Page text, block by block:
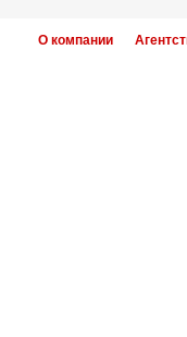
О компании